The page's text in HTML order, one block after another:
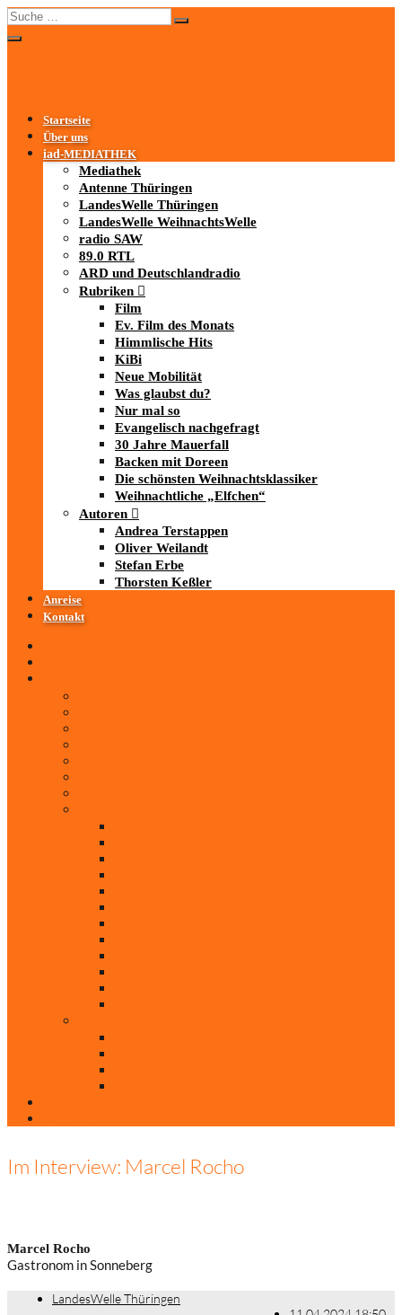
Startseite
Über uns
iad-MEDIATHEK
Mediathek
Antenne Thüringen
LandesWelle Thüringen
LandesWelle WeihnachtsWelle
radio SAW
89.0 RTL
ARD und Deutschlandradio
Rubriken
Film
Ev. Film des Monats
Himmlische Hits
KiBi
Neue Mobilität
Was glaubst du?
Nur mal so
Evangelisch nachgefragt
30 Jahre Mauerfall
Backen mit Doreen
Die schönsten Weihnachtsklassiker
Weihnachtliche „Elfchen“
Autoren
Andrea Terstappen
Oliver Weilandt
Stefan Erbe
Thorsten Keßler
Anreise
Kontakt
Im Interview: Marcel Rocho
Marcel Rocho
Gastronom in Sonneberg
LandesWelle Thüringen